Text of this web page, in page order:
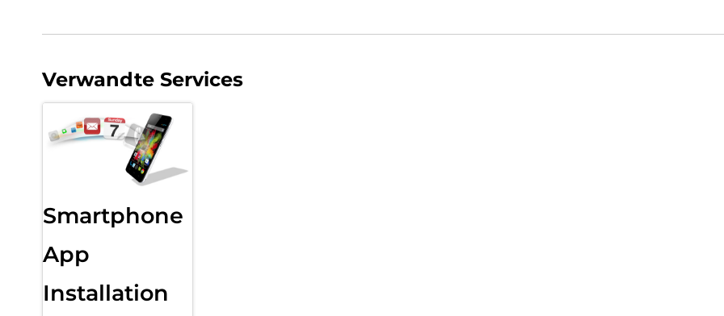
Verwandte Services
Smartphone
App
Installation